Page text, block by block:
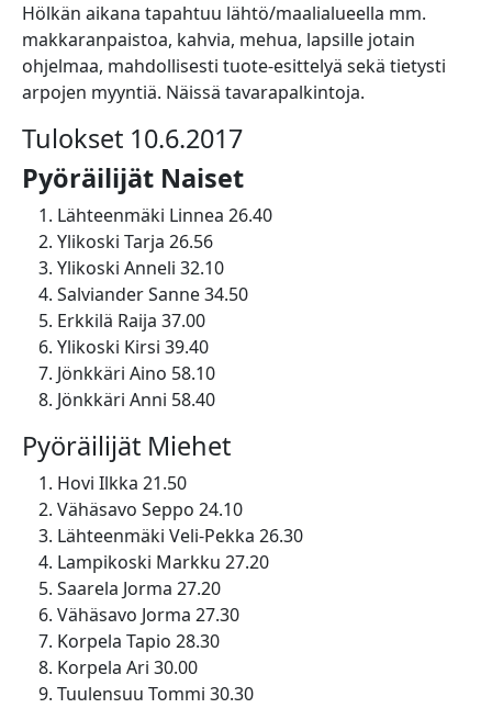
Hölkän aikana tapahtuu lähtö/maalialueella mm.
makkaranpaistoa, kahvia, mehua, lapsille jotain
ohjelmaa, mahdollisesti tuote-esittelyä sekä tietysti
arpojen myyntiä. Näissä tavarapalkintoja.
Tulokset 10.6.2017
Pyöräilijät Naiset
Lähteenmäki Linnea 26.40
Ylikoski Tarja 26.56
Ylikoski Anneli 32.10
Salviander Sanne 34.50
Erkkilä Raija 37.00
Ylikoski Kirsi 39.40
Jönkkäri Aino 58.10
Jönkkäri Anni 58.40
Pyöräilijät Miehet
Hovi Ilkka 21.50
Vähäsavo Seppo 24.10
Lähteenmäki Veli-Pekka 26.30
Lampikoski Markku 27.20
Saarela Jorma 27.20
Vähäsavo Jorma 27.30
Korpela Tapio 28.30
Korpela Ari 30.00
Tuulensuu Tommi 30.30